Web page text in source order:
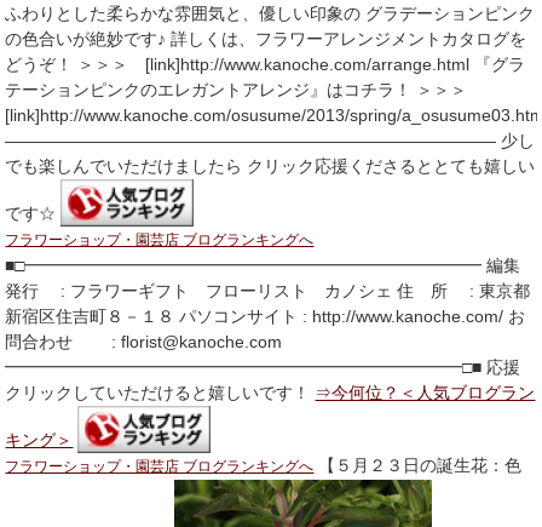
ふわりとした柔らかな雰囲気と、優しい印象の グラデーションピンク
の色合いが絶妙です♪ 詳しくは、フラワーアレンジメントカタログを
どうぞ！ ＞＞＞ [link]http://www.kanoche.com/arrange.html 『グラ
テーションピンクのエレガントアレンジ』はコチラ！ ＞＞＞
[link]http://www.kanoche.com/osusume/2013/spring/
――――――――――――――――――――――――――――― 少し
でも楽しんでいただけましたら クリック応援くださるととても嬉しい
です☆
フラワーショップ・園芸店 ブログランキングへ
■□━━━━━━━━━━━━━━━━━━━━━━━━━━━ 編集
発行 : フラワーギフト フローリスト カノシェ 住 所 : 東京都
新宿区住吉町８－１８ パソコンサイト : http://www.kanoche.com/ お
問合わせ : florist@kanoche.com
━━━━━━━━━━━━━━━━━━━━━━━━━━━□■ 応援
クリックしていただけると嬉しいです！ ⇒今何位？＜人気ブログラン
キング＞
フラワーショップ・園芸店 ブログランキングへ 【５月２３日の誕生花：色